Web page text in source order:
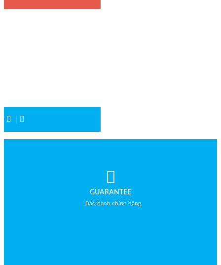
Hãng sản xuất : DIGI
Bảo hành: 2 năm
GUARANTEE
Bảo hành chính hãng